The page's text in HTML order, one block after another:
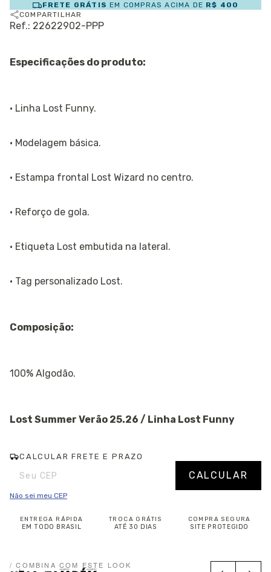
FRETE GRÁTIS EM COMPRAS ACIMA DE R$ 400
COMPARTILHAR
Ref.: 22622902-PPP
Especificações do produto:
· Linha Lost Funny.
· Modelagem básica.
· Estampa frontal Lost Wizard no centro.
· Reforço de gola.
· Etiqueta Lost embutida na lateral.
· Tag personalizado Lost.
Composição:
100% Algodão.
Lost Summer Verão 25.26 / Linha Lost Funny
CALCULAR FRETE E PRAZO
Entregas para o CEP: Alterar CEP
CALCULAR
Não sei meu CEP
ENTREGA RÁPIDA
EM TODO BRASIL
TROCA GRÁTIS
ATÉ 30 DIAS
COMPRA SEGURA
SITE PROTEGIDO
/ COMBINA COM ESTE LOOK